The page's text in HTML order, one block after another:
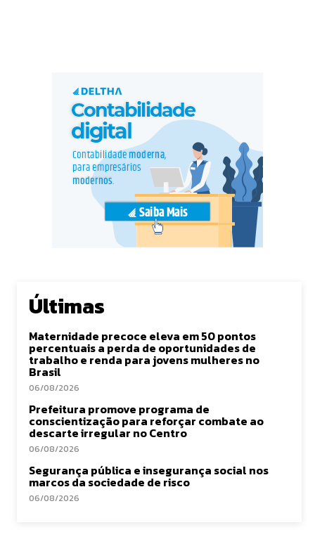
Últimas
Maternidade precoce eleva em 50 pontos
percentuais a perda de oportunidades de
trabalho e renda para jovens mulheres no
Brasil
06/08/2026
Prefeitura promove programa de
conscientização para reforçar combate ao
descarte irregular no Centro
06/08/2026
Segurança pública e insegurança social nos
marcos da sociedade de risco
06/08/2026